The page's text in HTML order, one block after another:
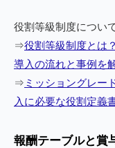
役割等級制度につい
⇒役割等級制度とは
導入の流れと事例を
⇒ ミッショングレー
入に必要な役割定義
報酬テーブルと賞